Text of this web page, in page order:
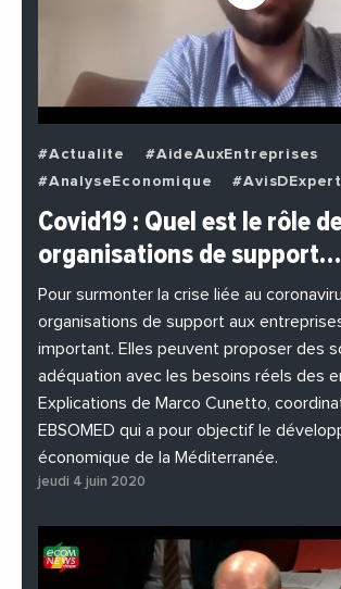
#Actualite
#AideAuxEntreprises
#AnalyseEconomique
#BuzzNews
#Decideurs
#EchangesMediterraneens
#EnDirectDe
#Entreprises
#PhotosEtVideos
Covid19 : Quel est le rôle
organisations de support…
Pour surmonter la crise liée au
organisations de support aux
important. Elles peuvent proposer des
adéquation avec les besoins réels des
Explications de Marco Cunetto,
EBSOMED qui a pour objectif le
économique de la Méditerranée.
jeudi 4 juin 2020